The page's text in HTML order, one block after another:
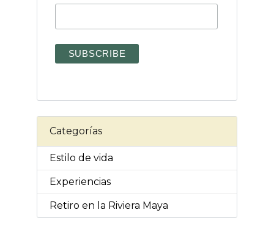
Categorías
Estilo de vida
Experiencias
Retiro en la Riviera Maya